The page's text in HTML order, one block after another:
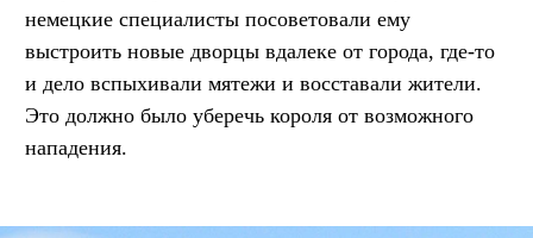
немецкие специалисты посоветовали ему
выстроить новые дворцы вдалеке от города, где-то
и дело вспыхивали мятежи и восставали жители.
Это должно было уберечь короля от возможного
нападения.